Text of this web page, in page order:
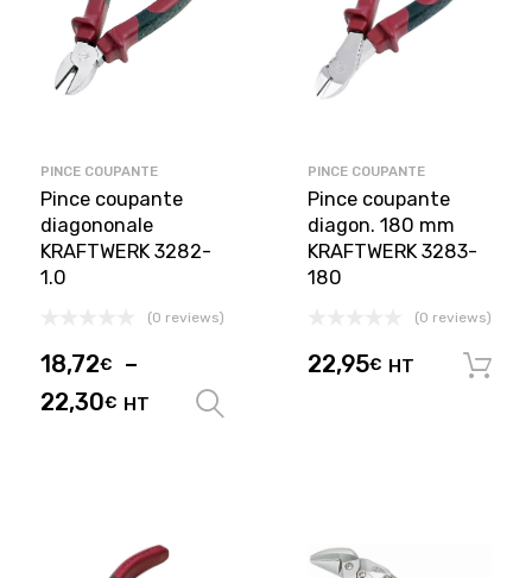
PINCE COUPANTE
Pince coupante
diagononale
KRAFTWERK 3282-
1.0
(0 reviews)
18,72€
–
22,30€ HT
PINCE COUPANTE
Pince coupante
diagon. 180 mm
KRAFTWERK 3283-
180
(0 reviews)
22,95€ HT